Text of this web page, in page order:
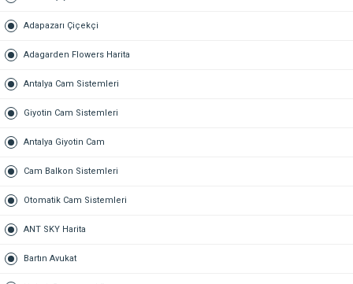
Adapazarı Çiçekçi
Adagarden Flowers Harita
Antalya Cam Sistemleri
Giyotin Cam Sistemleri
Antalya Giyotin Cam
Cam Balkon Sistemleri
Otomatik Cam Sistemleri
ANT SKY Harita
Bartın Avukat